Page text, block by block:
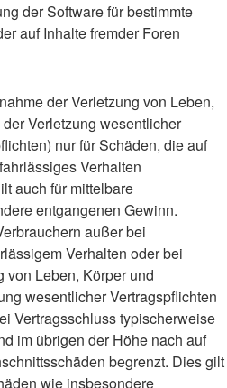
der Software für bestimmte
auf Inhalte fremder Foren
der Verletzung von Leben,
Verletzung wesentlicher
nur für Schäden, die auf
Verhalten
auch für mittelbare
entgangenen Gewinn.
außer bei
Verhalten oder bei
von Leben, Körper und
wesentlicher Vertragspflichten
Vertragsschluss typischerweise
im übrigen der Höhe nach auf
begrenzt. Dies gilt
wie insbesondere